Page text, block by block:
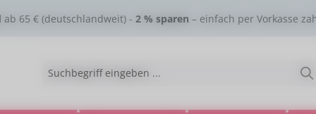
ab 65 € (deutschlandweit) - 2 % sparen – einfach per Vorkasse